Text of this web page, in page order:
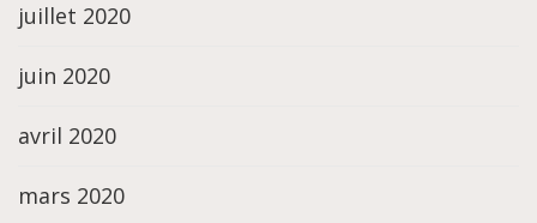
juillet 2020
juin 2020
avril 2020
mars 2020